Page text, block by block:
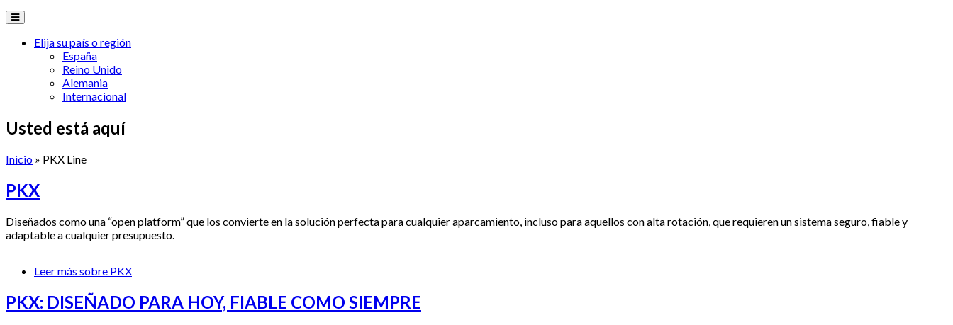
Elija su país o región
España
Reino Unido
Alemania
Internacional
Usted está aquí
Inicio » PKX Line
PKX
Diseñados como una “open platform” que los convierte en la solución perfecta para cualquier aparcamiento, incluso para aquellos con alta rotación, que requieren un sistema seguro, fiable y
adaptable a cualquier presupuesto.
Leer más sobre PKX
PKX: DISEÑADO PARA HOY, FIABLE COMO SIEMPRE